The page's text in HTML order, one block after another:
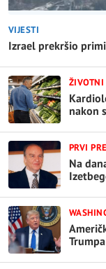
VIJESTI
Izrael prekršio
ŽIVOTNI
nakon
PRVI
Na
Trumpa